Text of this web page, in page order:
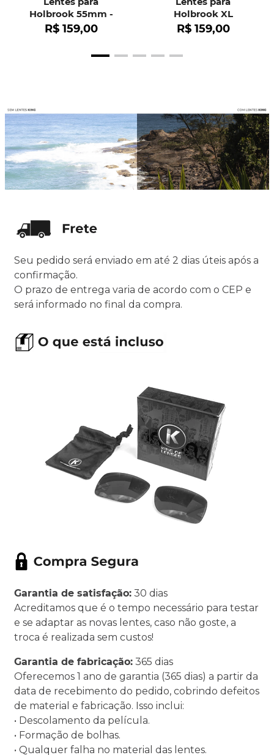
Holbrook 55mm -
OO9102
R$ 159,00
Holbrook XL
R$ 159,00
Seu pedido será enviado em até 2 dias úteis após a
confirmação.
O prazo de entrega varia de acordo com o CEP e
será informado no final da compra.
Garantia de satisfação: 30 dias
Acreditamos que é o tempo necessário para testar
e se adaptar as novas lentes, caso não goste, a
troca é realizada sem custos!
Garantia de fabricação: 365 dias
Oferecemos 1 ano de garantia (365 dias) a partir da
data de recebimento do pedido, cobrindo defeitos
de material e fabricação. Isso inclui:
• Descolamento da película.
• Formação de bolhas.
• Qualquer falha no material das lentes.